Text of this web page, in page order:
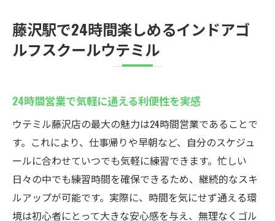
天候に左右されず安定した練習環境
仕事帰りにも便利な通い放題プランの活用
初心者でも安心！藤沢駅の24時間営業ゴルフ練
インドアゴルフスクールで基礎からしっか
24時間練習が叶える上達の新習慣
手ぶらで通える無料貸出クラブの安心感
効率的なスキルアップをサポートする最新
藤沢駅で24時間楽しめるインドアゴ
ルフスクールウテミル
24時間営業で気軽に通える利便性を実感
ウテミル藤沢店の最大の魅力は24時間営業であることで
す。これにより、仕事帰りや早朝など、自分のスケジュ
ールに合わせていつでも気軽に練習できます。忙しい
日々の中でも練習時間を確保できるため、継続的なスキ
ルアップが可能です。実際に、時間を気にせず通える環
境は初心者にとって大きな安心感を与え、無理なくゴル